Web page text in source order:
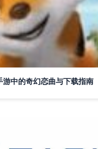
游中的奇幻恋曲与下载指南